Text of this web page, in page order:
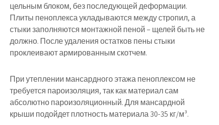
цельным блоком, без последующей деформации.
Плиты пеноплекса укладываются между стропил, а
стыки заполняются монтажной пеной – щелей быть не
должно. После удаления остатков пены стыки
проклеивают армированным скотчем.
При утеплении мансардного этажа пеноплексом не
требуется пароизоляция, так как материал сам
абсолютно пароизоляционный. Для мансардной
крыши подойдет плотность материала 30-35 кг/м³.